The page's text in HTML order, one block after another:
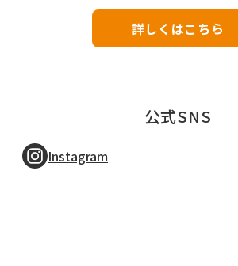
詳しくはこちら
公式SNS
Instagram